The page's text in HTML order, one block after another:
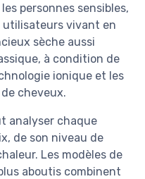
personnes sensibles,
vivant en
sèche aussi
à condition de
ionique et les
cheveux.
analyser chaque
de son niveau de
Les modèles de
aboutis combinent